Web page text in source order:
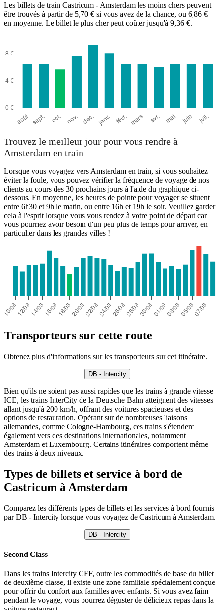
Les billets de train Castricum - Amsterdam les moins chers peuvent
être trouvés à partir de 5,70 € si vous avez de la chance, ou 6,86 €
en moyenne. Le billet le plus cher peut coûter jusqu'à 9,36 €.
Trouvez le meilleur jour pour vous rendre à
Amsterdam en train
Lorsque vous voyagez vers Amsterdam en train, si vous souhaitez
éviter la foule, vous pouvez vérifier la fréquence de voyage de nos
clients au cours des 30 prochains jours à l'aide du graphique ci-
dessous. En moyenne, les heures de pointe pour voyager se situent
entre 6h30 et 9h le matin, ou entre 16h et 19h le soir. Veuillez garder
cela à l'esprit lorsque vous vous rendez à votre point de départ car
vous pourriez avoir besoin d'un peu plus de temps pour arriver, en
particulier dans les grandes villes !
Transporteurs sur cette route
Obtenez plus d'informations sur les transporteurs sur cet itinéraire.
DB - Intercity
Bien qu'ils ne soient pas aussi rapides que les trains à grande vitesse
ICE, les trains InterCity de la Deutsche Bahn atteignent des vitesses
allant jusqu'à 200 km/h, offrant des voitures spacieuses et des
options de restauration. Opérant sur de nombreuses liaisons
allemandes, comme Cologne-Hambourg, ces trains s'étendent
également vers des destinations internationales, notamment
Amsterdam et Luxembourg. Certains itinéraires comportent même
des trains à deux niveaux.
Types de billets et service à bord de
Castricum à Amsterdam
Comparez les différents types de billets et les services à bord fournis
par DB - Intercity lorsque vous voyagez de Castricum à Amsterdam.
DB - Intercity
Second Class
Dans les trains Intercity CFF, outre les commodités de base du billet
de deuxième classe, il existe une zone familiale spécialement conçue
pour offrir du confort aux familles avec enfants. Si vous avez faim
pendant le voyage, vous pourrez déguster de délicieux repas dans la